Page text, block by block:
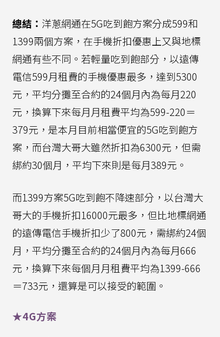
總結： 洋蔥網通在5G吃到飽方案分成599和
1399兩個方案，在手機折扣優惠上又與地標
網通有些不同。若輕量吃到飽部分，以遠傳
電信599月租費的手機優惠最多，達到5300
元，平均分攤至合約的24個月內為每月220
元，換算下來每月月租費平均為599-220＝
379元，是本月目前相當便宜的5G吃到飽方
案，而台灣大哥大雖然折扣為6300元，但需
綁約30個月，平均下來則是每月389元。
而1399方案5G吃到飽不降速部分，以台灣大
哥大的手機折扣16000元最多，但比地標網通
的遠傳電信手機折扣少了800元，需綁約24個
月，平均分攤至合約的24個月內為每月666
元，換算下來每個月月租費平均為1399-666
＝733元，還算是可以接受的範圍。
★4G方案